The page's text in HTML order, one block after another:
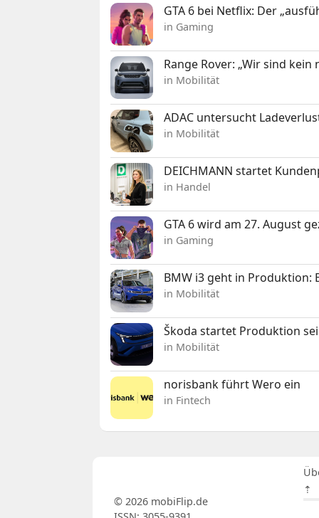
GTA 6 bei Netflix: Der
in Gaming
Range Rover: „Wir sind
in Mobilität
ADAC untersucht
in Mobilität
DEICHMANN startet
in Handel
GTA 6 wird am 27. August
in Gaming
BMW i3 geht in Produktion:
in Mobilität
Škoda startet Produktion
in Mobilität
norisbank führt Wero ein
in Fintech
⇡
© 2026 mobiFlip.de